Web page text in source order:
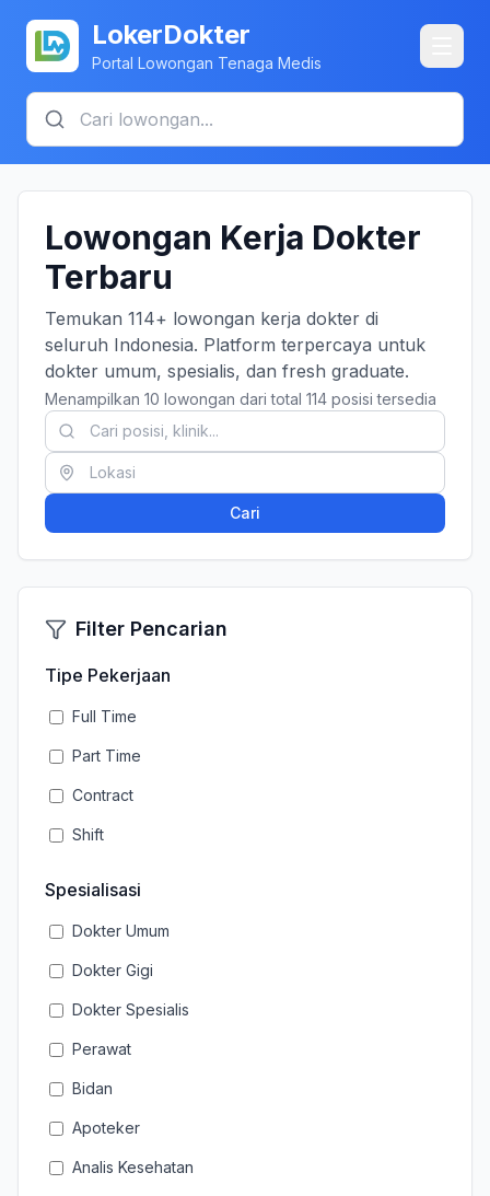
LokerDokter
Portal Lowongan Tenaga Medis
Lowongan Kerja Dokter
Terbaru
Temukan 114+ lowongan kerja dokter di
seluruh Indonesia. Platform terpercaya untuk
dokter umum, spesialis, dan fresh graduate.
Menampilkan 10 lowongan dari total 114 posisi tersedia
Cari
Filter Pencarian
Tipe Pekerjaan
Full Time
Part Time
Contract
Shift
Spesialisasi
Dokter Umum
Dokter Gigi
Dokter Spesialis
Perawat
Bidan
Apoteker
Analis Kesehatan